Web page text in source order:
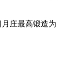
庄最高锻造为